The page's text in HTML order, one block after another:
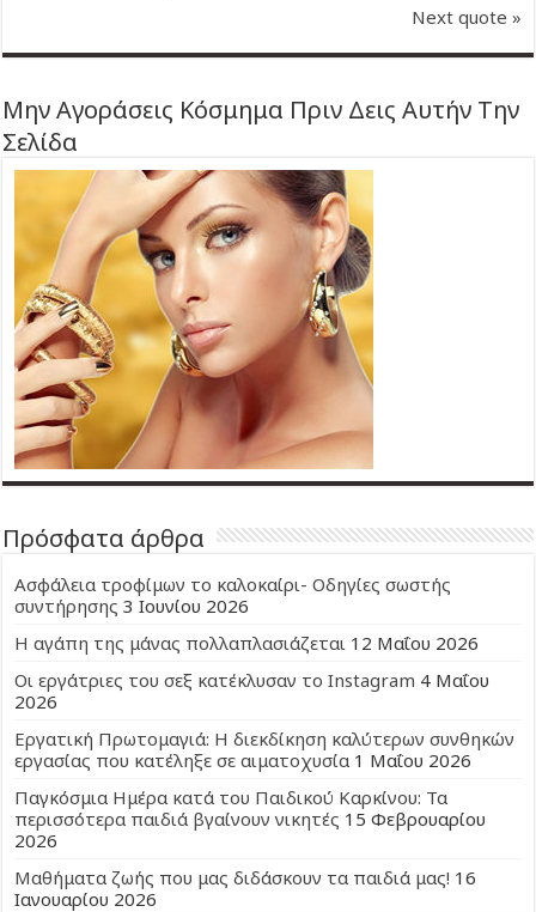
Next quote »
Μην Αγοράσεις Κόσμημα Πριν Δεις Αυτήν Την
Σελίδα
Πρόσφατα άρθρα
Ασφάλεια τροφίμων το καλοκαίρι- Οδηγίες σωστής
συντήρησης 3 Ιουνίου 2026
Η αγάπη της μάνας πολλαπλασιάζεται 12 Μαΐου 2026
Οι εργάτριες του σεξ κατέκλυσαν το Instagram 4 Μαΐου
2026
Εργατική Πρωτομαγιά: Η διεκδίκηση καλύτερων συνθηκών
εργασίας που κατέληξε σε αιματοχυσία 1 Μαΐου 2026
Παγκόσμια Ημέρα κατά του Παιδικού Καρκίνου: Τα
περισσότερα παιδιά βγαίνουν νικητές 15 Φεβρουαρίου
2026
Μαθήματα ζωής που μας διδάσκουν τα παιδιά μας! 16
Ιανουαρίου 2026